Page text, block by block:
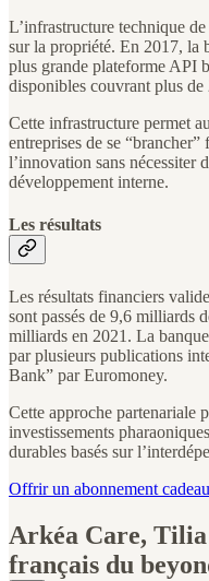
L’infrastructure technique
sur la propriété. En 2017, la
plus grande plateforme API
disponibles couvrant plus de
Cette infrastructure permet
entreprises de se
l’innovation sans nécessiter
développement interne.
Les résultats
Les résultats financiers
sont passés de 9,6 milliards
milliards en 2021. La
par plusieurs publications
Bank” par Euromoney.
Cette approche partenariale
investissements
durables basés sur
Offrir un abonnement cadeau
Arkéa Care,
français du